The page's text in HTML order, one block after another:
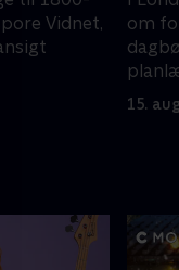
Vidnet,
om
15.